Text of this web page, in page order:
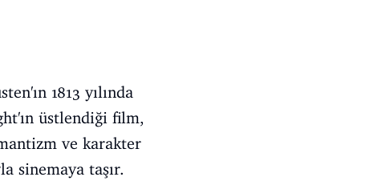
1813 yılında
üstlendiği film,
ve karakter
sinemaya taşır.